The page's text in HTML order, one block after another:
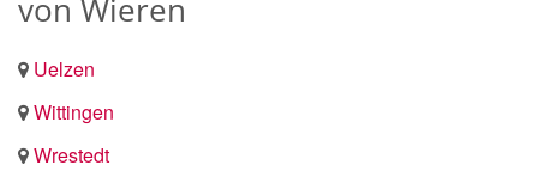
von Wieren
Uelzen
Wittingen
Wrestedt